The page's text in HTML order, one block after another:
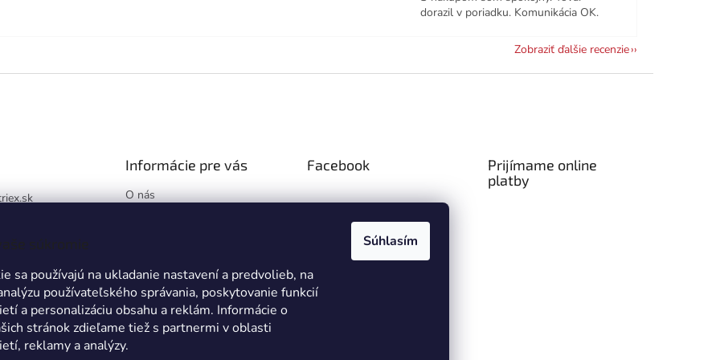
súkromie
sa používajú na ukladanie nastavení a predvolieb, na
používateľského správania, poskytovanie funkcií
a personalizáciu obsahu a reklám. Informácie o
stránok zdieľame tiež s partnermi v oblasti
reklamy a analýzy.
Súhlasím
dorazil v poriadku. Komunikácia OK.
Zobraziť ďalšie recenzie
Informácie pre vás
O nás
Podmienky ochrany
osobných údajov
Reklamácie a vrátenie tovaru
Zákazková výroba
Facebook
Prijímame online
platby